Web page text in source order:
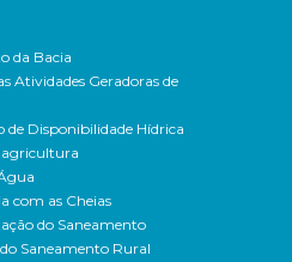
da Bacia
Atividades Geradoras de
Disponibilidade Hídrica
agricultura
com as Cheias
do Saneamento
Saneamento Rural